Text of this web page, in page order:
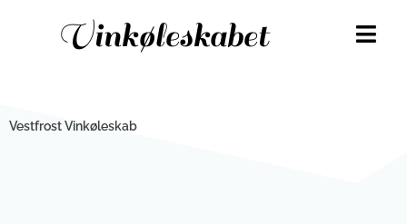
Vinkøleskabet
Vestfrost Vinkøleskab